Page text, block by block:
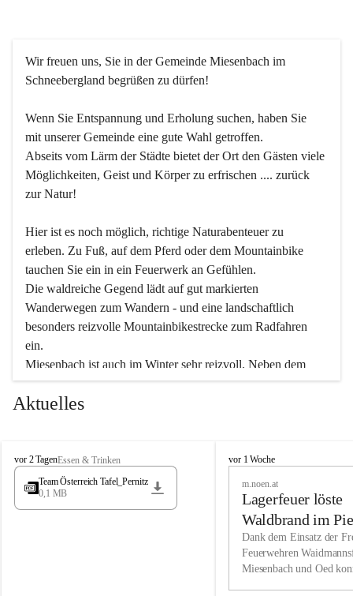
Wir freuen uns, Sie in der Gemeinde Miesenbach im
Schneebergland begrüßen zu dürfen!
Wenn Sie Entspannung und Erholung suchen, haben Sie
mit unserer Gemeinde eine gute Wahl getroffen.
Abseits vom Lärm der Städte bietet der Ort den Gästen viele
Möglichkeiten, Geist und Körper zu erfrischen .... zurück
zur Natur!
Hier ist es noch möglich, richtige Naturabenteuer zu
erleben. Zu Fuß, auf dem Pferd oder dem Mountainbike
tauchen Sie ein in ein Feuerwerk an Gefühlen.
Die waldreiche Gegend lädt auf gut markierten
Wanderwegen zum Wandern - und eine landschaftlich
besonders reizvolle Mountainbikestrecke zum Radfahren
ein.
Miesenbach ist auch im Winter sehr reizvoll. Neben dem
Eisstockschießen gibt es auf dem nahe gelegenen Unterberg
wunderschöne Naturschneepisten, die zum Schifahren oder
vielfältige Angebot unserer Kulturvereine.
Überzeugen Sie sich selbst, dass Sie in Miesenbach sowie
in den Beherbergungsbetrieben, Gaststätten und urigen
Wir kennen Miesenbach als lebens- und liebenswerten Ort.
Tradition und Innovation werden ebenso groß geschrieben
Aktuelles
M
i
s
vor 2 TagenEssen & Trinken
Team Österreich Tafel_Pernitz
0,1 MB
M
h
vor 1 Woche
m.noen.at
Lagerfeuer löste
Waldbrand im
aus
Dank dem Einsatz der
Feuerwehren
Miesenbach und Oed